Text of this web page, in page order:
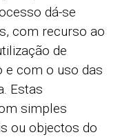
dá-se
com recurso ao
de
e com o uso das
Estas
simples
ou objectos do